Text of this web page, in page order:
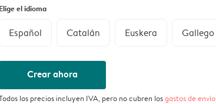
Elige el idioma
Español Catalán Euskera Gallego
Crear ahora
los precios incluyen IVA, pero no cubren losgastos de envío